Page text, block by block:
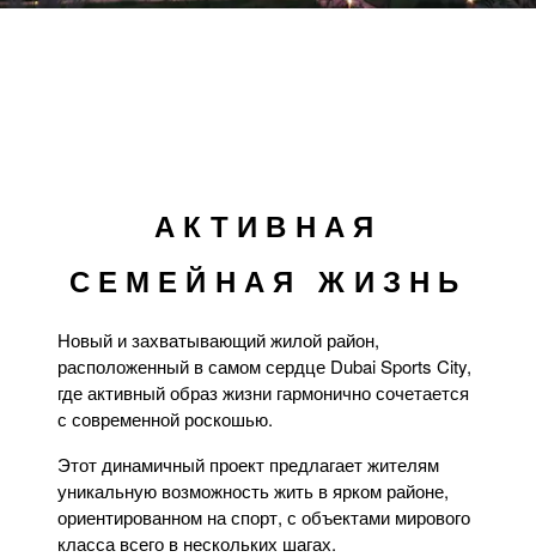
АКТИВНАЯ
СЕМЕЙНАЯ ЖИЗНЬ
Новый и захватывающий жилой район,
расположенный в самом сердце Dubai Sports City,
где активный образ жизни гармонично сочетается
с современной роскошью.
Этот динамичный проект предлагает жителям
уникальную возможность жить в ярком районе,
ориентированном на спорт, с объектами мирового
класса всего в нескольких шагах.